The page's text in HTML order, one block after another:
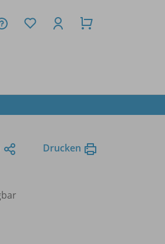
Drucken